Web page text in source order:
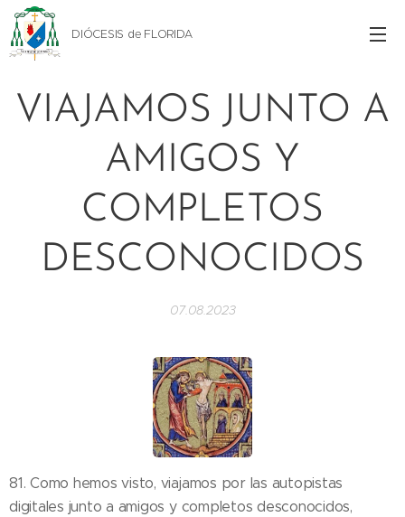
DIÓCESIS de FLORIDA
VIAJAMOS JUNTO A
AMIGOS Y
COMPLETOS
DESCONOCIDOS
07.08.2023
81. Como hemos visto, viajamos por las autopistas
digitales junto a amigos y completos desconocidos,